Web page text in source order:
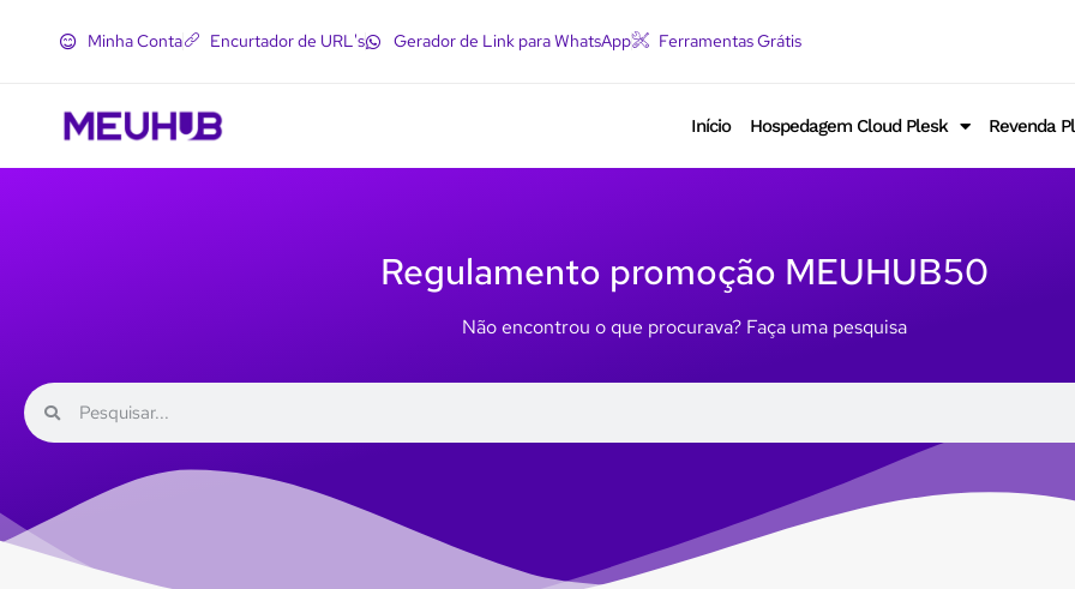
Minha Conta Encurtador de URL's Gerador de Link para WhatsApp Ferramentas Grátis
Início Hospedagem Cloud Plesk Revenda
Regulamento promoção MEUHUB50
Não encontrou o que procurava? Faça uma pesquisa